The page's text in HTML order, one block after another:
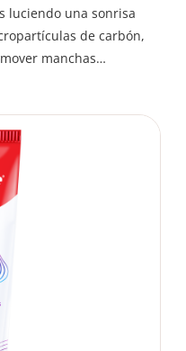
luciendo una sonrisa
de carbón,
manchas
pasta dental y por qué
superficiales?
tu rutina, en casa o de
sana.